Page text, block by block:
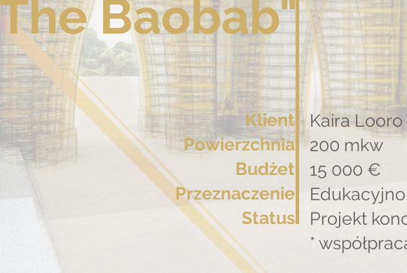
Baobab"
Klient
Powierzchnia
Budżet
Przeznaczenie
Status
Kaira Looro
200 mkw
15 000 €
Projekt
*